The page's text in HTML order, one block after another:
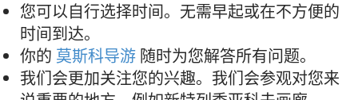
您可以自行选择时间。无需早起或在不方便的
时间到达。
你的 莫斯科导游 随时为您解答所有问题。
我们会更加关注您的兴趣。我们会参观对您来